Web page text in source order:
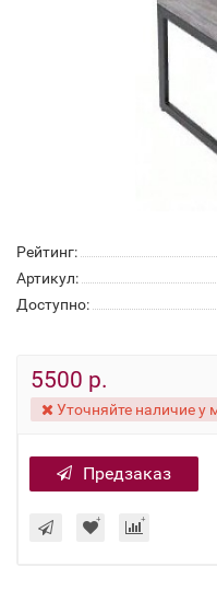
Рейтинг:
Артикул:
Доступно:
5500 р.
Уточняйте наличие у
Предзаказ